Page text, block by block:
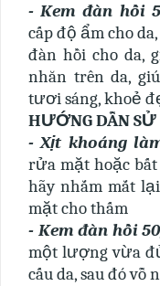
- Kem đàn hồi
cấp độ ẩm cho
đàn hồi cho da,
nhăn trên da,
tươi sáng, khoẻ
HƯỚNG DẪN SỬ
- Xịt khoáng
rửa mặt hoặc
hãy nhắm mắt
mặt cho thấm
- Kem đàn hồi
một lượng vừa
cấu da, sau đó vỗ